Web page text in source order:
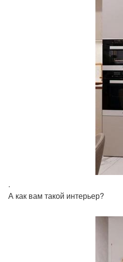
.
А как вам такой интерьер?